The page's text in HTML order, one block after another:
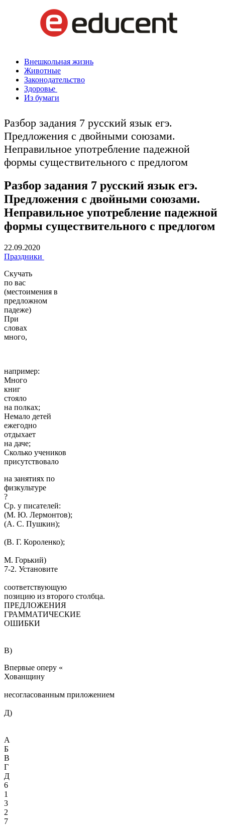
Внешкольная жизнь
Животные
Законодательство
Здоровье
Из бумаги
Разбор задания 7 русский язык егэ.
Предложения с двойными союзами.
Неправильное употребление падежной
формы существительного с предлогом
Разбор задания 7 русский язык егэ.
Предложения с двойными союзами.
Неправильное употребление падежной
формы существительного с предлогом
22.09.2020
Праздники
Скучать
по вас
(местоимения в
предложном
падеже)
При
словах
много,
например:
Много
книг
стояло
на полках;
Немало детей
ежегодно
отдыхает
на даче;
Сколько учеников
присутствовало
на занятиях по
физкультуре
?
Ср. у писателей:
(М. Ю. Лермонтов);
(А. С. Пушкин);
(В. Г. Короленко);
М. Горький)
7-2. Установите
соответствующую
позицию из второго столбца.
ПРЕДЛОЖЕНИЯ
ГРАММАТИЧЕСКИЕ
ОШИБКИ
В)
Впер­вые оперу «
Хо­ван­щи­ну
несогласованным приложением
Д)
А
Б
В
Г
Д
6
1
3
2
7